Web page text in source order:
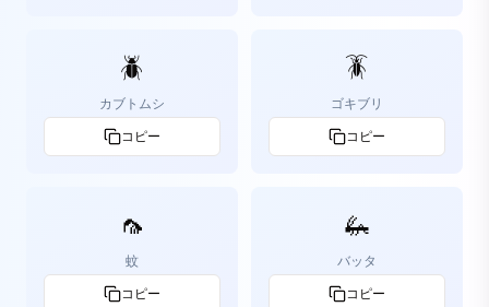
🪲
カブトムシ
コピー
🪳
ゴキブリ
コピー
🦟
蚊
コピー
🦗
バッタ
コピー